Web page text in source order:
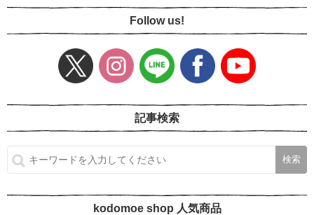
Follow us!
記事検索
kodomoe shop 人気商品